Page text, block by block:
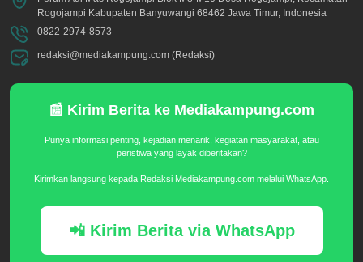
Rogojampi Kabupaten Banyuwangi 68462 Jawa Timur, Indonesia
0822-2974-8573
redaksi@mediakampung.com (Redaksi)
📰 Kirim Berita ke Mediakampung.com
Punya informasi penting, kejadian menarik, kegiatan masyarakat, atau
peristiwa yang layak diberitakan?
Kirimkan langsung kepada Redaksi Mediakampung.com melalui WhatsApp.
📲 Kirim Berita via WhatsApp